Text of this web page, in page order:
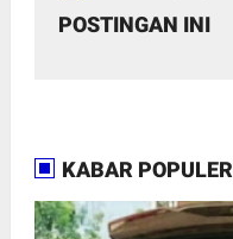
POSTINGAN INI
KABAR POPULER